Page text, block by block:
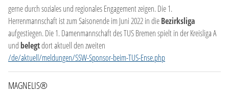
gerne durch soziales und regionales Engagement zeigen. Die 1.
Herrenmannschaft ist zum Saisonende im Juni 2022 in dieBezirksliga
aufgestiegen. Die 1. Damenmannschaft des TUS Bremen spielt in der Kreisliga A
und belegtdort aktuell den zweiten
/de/aktuell/meldungen/SSW-Sponsor-beim-TUS-Ense.php
MAGNELIS®